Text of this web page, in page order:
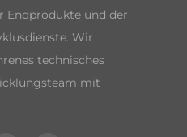
Endprodukte und der
Wir
technisches
mit